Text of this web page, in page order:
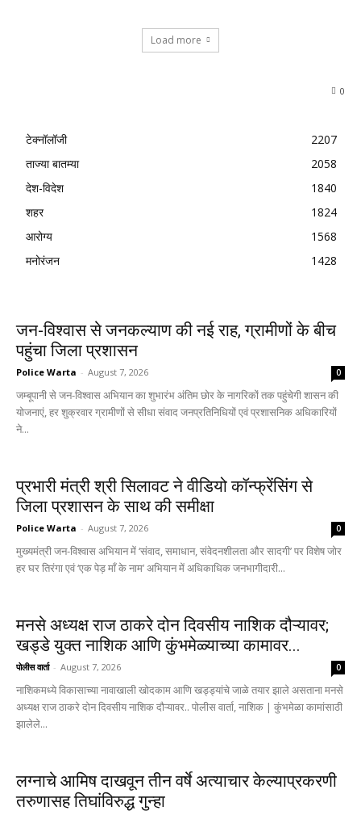
Load more
0
टेक्नॉलॉजी
2207
ताज्या बातम्या
2058
देश-विदेश
1840
शहर
1824
आरोग्य
1568
मनोरंजन
1428
जन-विश्वास से जनकल्याण की नई राह, ग्रामीणों के बीच
पहुंचा जिला प्रशासन
Police Warta - August 7, 2026 0
जम्बूपानी से जन-विश्वास अभियान का शुभारंभ अंतिम छोर के नागरिकों तक पहुंचेगी शासन की
योजनाएं, हर शुक्रवार ग्रामीणों से सीधा संवाद जनप्रतिनिधियों एवं प्रशासनिक अधिकारियों
ने...
प्रभारी मंत्री श्री सिलावट ने वीडियो कॉन्फ्रेंसिंग से
जिला प्रशासन के साथ की समीक्षा
Police Warta - August 7, 2026 0
मुख्यमंत्री जन-विश्वास अभियान में ‘संवाद, समाधान, संवेदनशीलता और सादगी’ पर विशेष जोर
हर घर तिरंगा एवं ‘एक पेड़ माँ के नाम’ अभियान में अधिकाधिक जनभागीदारी...
मनसे अध्यक्ष राज ठाकरे दोन दिवसीय नाशिक दौऱ्यावर;
खड्डे युक्त नाशिक आणि कुंभमेळ्याच्या कामावर...
पोलीस वार्ता - August 7, 2026 0
नाशिकमध्ये विकासाच्या नावाखाली खोदकाम आणि खड्ड्यांचे जाळे तयार झाले असताना मनसे
अध्यक्ष राज ठाकरे दोन दिवसीय नाशिक दौऱ्यावर.. पोलीस वार्ता, नाशिक | कुंभमेळा कामांसाठी
झालेले...
लग्नाचे आमिष दाखवून तीन वर्षे अत्याचार केल्याप्रकरणी
तरुणासह तिघांविरुद्ध गुन्हा